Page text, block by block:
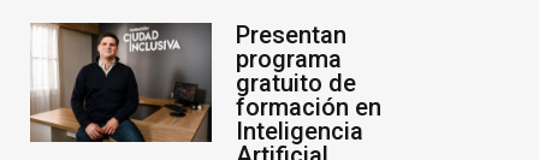
Presentan
programa
gratuito de
formación en
Inteligencia